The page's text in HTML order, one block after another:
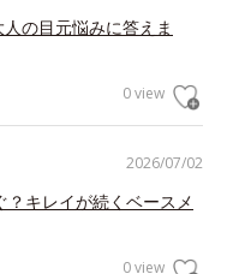
の目元悩みに答えま
0 view
2026/07/02
？キレイが続くベースメ
0 view